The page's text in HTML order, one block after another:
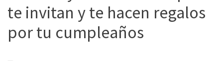
gasto
de
te invitan y te hacen regalos
por tu cumpleaños